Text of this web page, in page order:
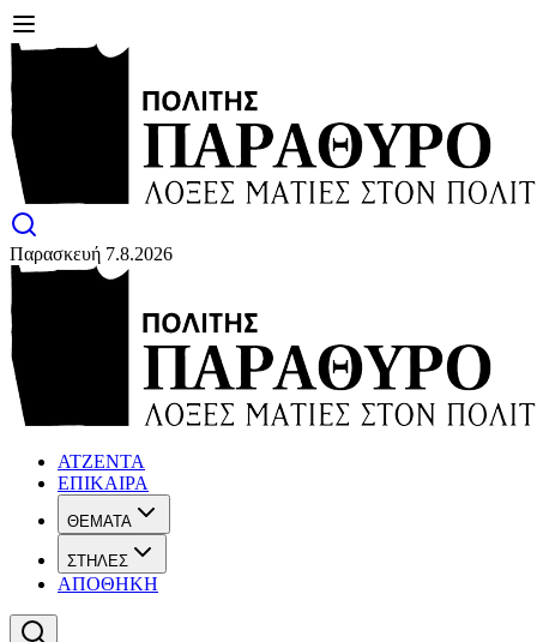
Παρασκευή 7.8.2026
ΑΤΖΕΝΤΑ
ΕΠΙΚΑΙΡΑ
ΘΕΜΑΤΑ
ΣΤΗΛΕΣ
ΑΠΟΘΗΚΗ